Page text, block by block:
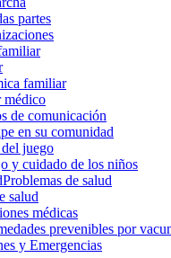
partes
familiar
médico
de comunicación
en su comunidad
juego
y cuidado de los niños
Problemas de salud
salud
médicas
prevenibles por
y Emergencias